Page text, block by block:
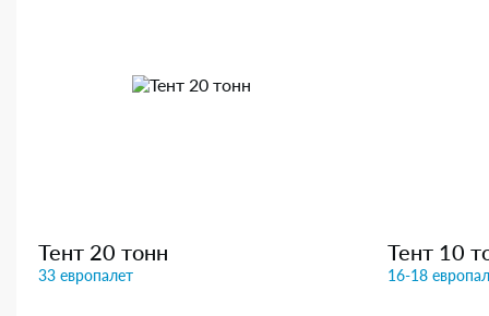
Тент 20 тонн
33 европалет
Тент 10
16-18